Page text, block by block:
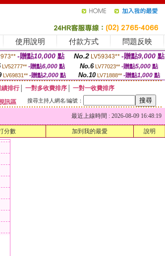
使用說明 付款方式 問題反映
-贈點10,000 點 No.2 LV59343** -贈點9,000 點
LV52777** -贈點6,000點 No.6 LV77023** -贈點5,000點
LV69831** -贈點2,000點 No.10 LV71888** -贈點1,000 點
績排行│ 一對多收費排序
一對一收費排序
訊區 搜尋主持人網名/編號：
最近上線時間 : 2026-08-09 16:48:19
分數 加到我的最愛 說明